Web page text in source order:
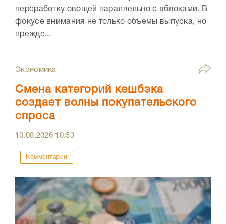
переработку овощей параллельно с яблоками. В
фокусе внимания не только объемы выпуска, но
прежде...
Экономика
Смена категорий кешбэка
создает волны покупательского
спроса
10.08.2026 10:53
Комментарии